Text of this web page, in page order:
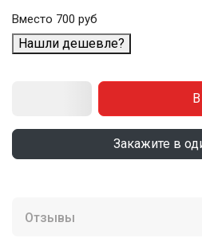
Вместо 700 руб
Нашли дешевле?
Закажите в
Отзывы